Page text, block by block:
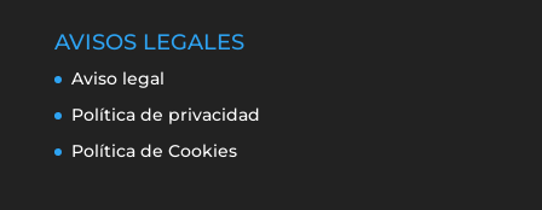
AVISOS LEGALES
Aviso legal
Política de privacidad
Política de Cookies